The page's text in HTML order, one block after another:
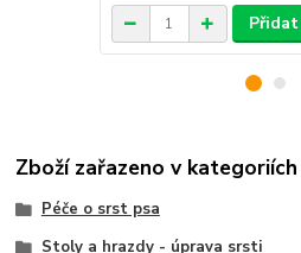
Zboží zařazeno v kategoriích
Péče o srst psa
Stoly a hrazdy - úprava srsti